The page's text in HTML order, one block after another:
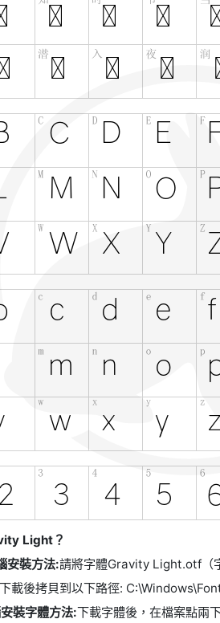
Light？
安裝方法:請將字體Gravity Light.otf（
載後拷貝到以下路徑:
裝字體方法:下載字體後，在檔案點兩